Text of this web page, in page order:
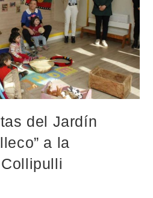
del Jardín
a la